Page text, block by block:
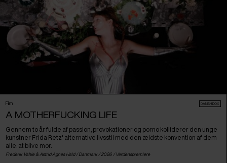
Film DANISH:DOX
A MOTHERFUCKING LIFE
Gennem to år fulde af passion, provokationer og porno kolliderer den unge
kunstner Frida Retz' alternative livsstil med den ældste konvention af dem
alle: at blive mor.
Frederik Vahle & Astrid Agnes Hald / Danmark / 2026 / Verdenspremiere